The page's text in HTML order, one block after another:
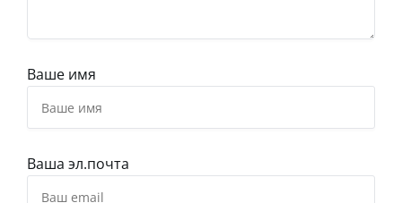
Ваше имя
Ваша эл.почта